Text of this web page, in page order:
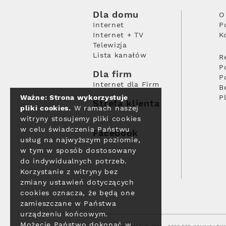
Dla domu
Internet
Internet + TV
Telewizja
Lista kanałów
Dla firm
Internet dla Firm
Strefa klienta
Facebook
Ważne: Strona wykorzystuje
pliki cookies. W ramach naszej
witryny stosujemy pliki cookies
w celu świadczenia Państwu
usług na najwyższym poziomie,
w tym w sposób dostosowany
do indywidualnych potrzeb.
Korzystanie z witryny bez
zmiany ustawień dotyczących
cookies oznacza, że będą one
zamieszczane w Państwa
urządzeniu końcowym.